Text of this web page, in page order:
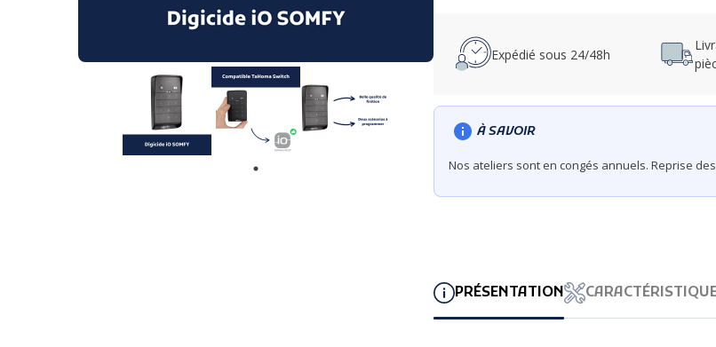
Expédié sous 24/48h
À SAVOIR
Nos ateliers sont en congés annuels. Reprise
PRÉSENTATION